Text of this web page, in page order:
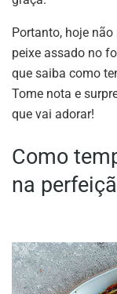
Portanto, hoje
peixe assado no
que saiba como
Tome nota e
que vai adorar!
Como
na